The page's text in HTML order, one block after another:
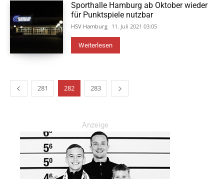
Sporthalle Hamburg ab Oktober wieder
für Punktspiele nutzbar
HSV Hamburg 11. Juli 2021 03:05
Weiterlesen
281 282 283
Anzeige